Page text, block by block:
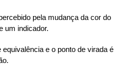
pela mudança da cor do
um indicador.
e o ponto de virada é